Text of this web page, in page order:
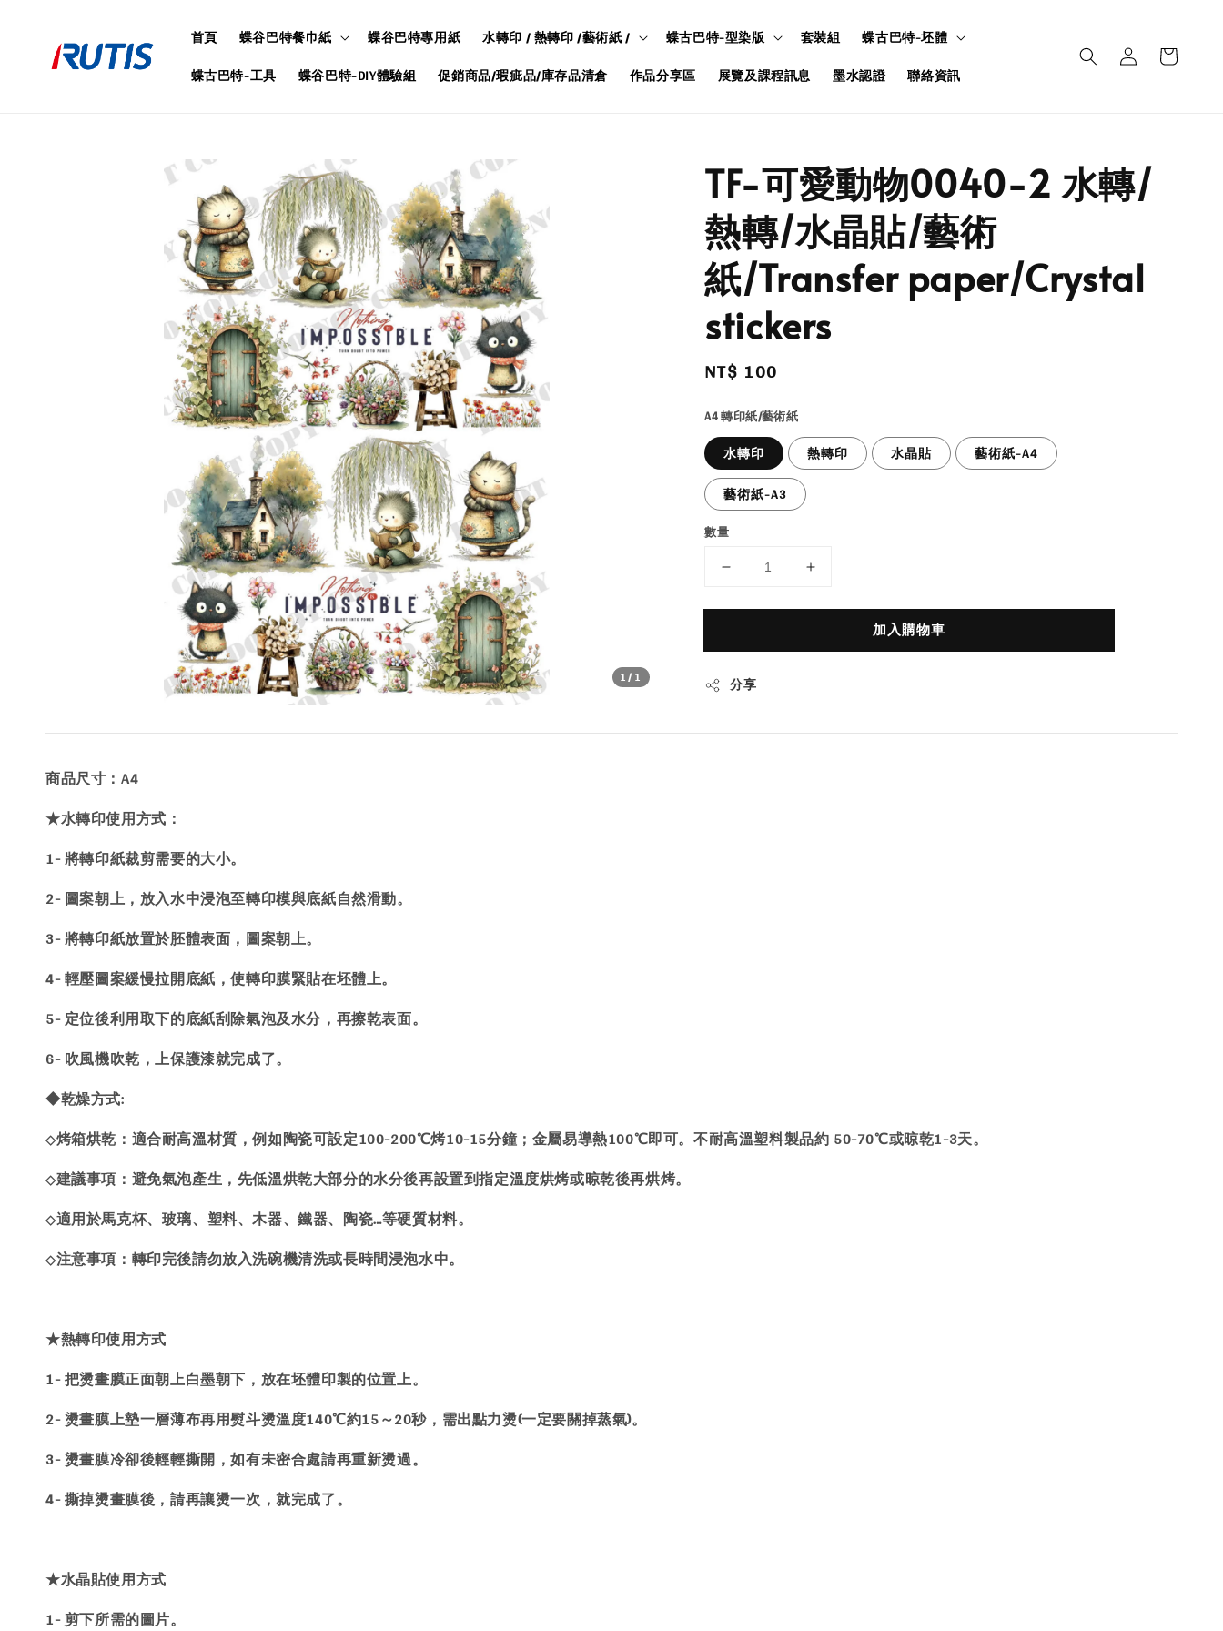
首頁 蝶谷巴特餐巾紙 蝶谷巴特專用紙 水轉印 / 熱轉印 /藝術紙 / 蝶古巴特-型染版 套裝組
蝶古巴特-坯體
蝶古巴特-工具
蝶谷巴特-DIY體驗組 促銷商品/瑕疵品/庫存品清倉 作品分享區 展覽及課程訊息 墨水認證 聯絡資訊
1/1
TF-可愛動物0040-2 水轉/
熱轉/水晶貼/藝術
紙/Transfer paper/Crystal
stickers
Regular
NT$ 100
A4 轉印紙/藝術紙
水轉印 熱轉印 水晶貼
藝術紙-A4
藝術紙-A3
數量
加入購物車
分享
商品尺寸：A4
★水轉印使用方式：
1- 將轉印紙裁剪需要的大小。
2- 圖案朝上，放入水中浸泡至轉印模與底紙自然滑動。
3- 將轉印紙放置於胚體表面，圖案朝上。
4- 輕壓圖案緩慢拉開底紙，使轉印膜緊貼在坯體上。
5- 定位後利用取下的底紙刮除氣泡及水分，再擦乾表面。
6- 吹風機吹乾，上保護漆就完成了。
◆乾燥方式:
◇烤箱烘乾：適合耐高溫材質，例如陶瓷可設定100-200℃烤10-15分鐘；金屬易導熱100℃即可。不耐高溫塑料製品約 50-70℃或晾乾1-3天。
◇建議事項：避免氣泡產生，先低溫烘乾大部分的水分後再設置到指定溫度烘烤或晾乾後再烘烤。
◇適用於馬克杯、玻璃、塑料、木器、鐵器、陶瓷…等硬質材料。
◇注意事項：轉印完後請勿放入洗碗機清洗或長時間浸泡水中。
★熱轉印使用方式
1- 把燙畫膜正面朝上白墨朝下，放在坯體印製的位置上。
2- 燙畫膜上墊一層薄布再用熨斗燙溫度140℃約15～20秒，需出點力燙(一定要關掉蒸氣)。
3- 燙畫膜冷卻後輕輕撕開，如有未密合處請再重新燙過。
4- 撕掉燙畫膜後，請再讓燙一次，就完成了。
★水晶貼使用方式
1- 剪下所需的圖片。